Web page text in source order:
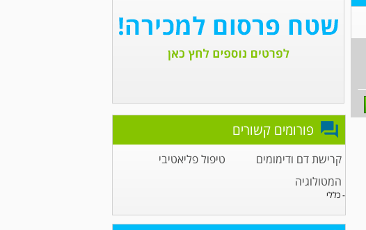
פורומים קשורים
קרישת דם ודימומים
טיפול פליאטיבי
המטולוגיה
- כללי